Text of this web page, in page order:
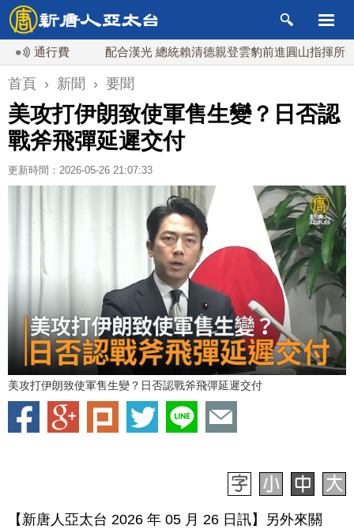
行費 配合漢光 總統賴清德親登雲豹前進圓山指揮所
首頁 › 新聞 › 要聞
美攻打伊朗致使軍售生變？日否認
戰斧飛彈延遲交付
更新時間：2026-05-26 21:07:33
美攻打伊朗致使軍售生變？日否認戰斧飛彈延遲交付
【新唐人亞太台 2026 年 05 月 26 日訊】另外來關